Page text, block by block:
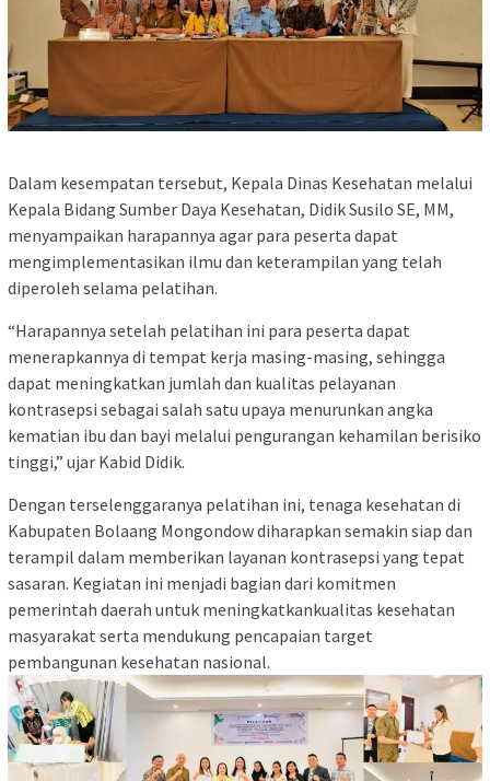
Dalam kesempatan tersebut, Kepala Dinas Kesehatan melalui
Kepala Bidang Sumber Daya Kesehatan, Didik Susilo SE, MM,
menyampaikan harapannya agar para peserta dapat
mengimplementasikan ilmu dan keterampilan yang telah
diperoleh selama pelatihan.
“Harapannya setelah pelatihan ini para peserta dapat
menerapkannya di tempat kerja masing-masing, sehingga
dapat meningkatkan jumlah dan kualitas pelayanan
kontrasepsi sebagai salah satu upaya menurunkan angka
kematian ibu dan bayi melalui pengurangan kehamilan berisiko
tinggi,” ujar Kabid Didik.
Dengan terselenggaranya pelatihan ini, tenaga kesehatan di
Kabupaten Bolaang Mongondow diharapkan semakin siap dan
terampil dalam memberikan layanan kontrasepsi yang tepat
sasaran. Kegiatan ini menjadi bagian dari komitmen
pemerintah daerah untuk meningkatkankualitas kesehatan
masyarakat serta mendukung pencapaian target
pembangunan kesehatan nasional.